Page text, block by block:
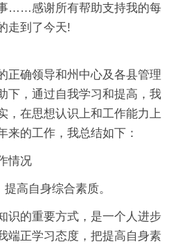
……感谢所有帮助支持我的每
走到了今天!
正确领导和州中心及各县管理
下，通过自我学习和提高，我
，在思想认识上和工作能力上
来的工作，我总结如下：
情况
高自身综合素质。
识的重要方式，是一个人进步
端正学习态度，把提高自身素